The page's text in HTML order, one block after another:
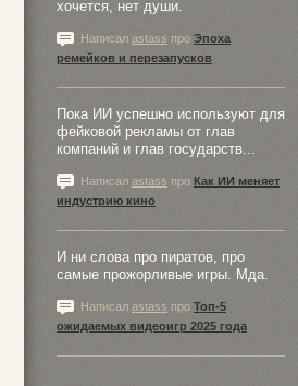
хочется, нет души.
Написал astass про Эпоха
ремейков и перезапусков
Пока ИИ успешно используют для
фейковой рекламы от глав
компаний и глав государств...
Написал astass про Как ИИ меняет
индустрию кино
И ни слова про пиратов, про
самые прожорливые игры. Мда.
Написал astass про Топ-5
ожидаемых видеоигр 2025 года